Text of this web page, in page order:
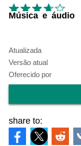
Música e áudio
Atualizada
Versão atual
Oferecido por
share to: